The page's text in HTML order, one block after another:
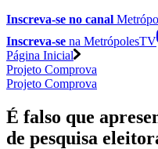
Inscreva-se no canal
Inscreva-se na MetrópolesTV
Página Inicial
Projeto Comprova
Projeto Comprova
É falso que
de pesquisa